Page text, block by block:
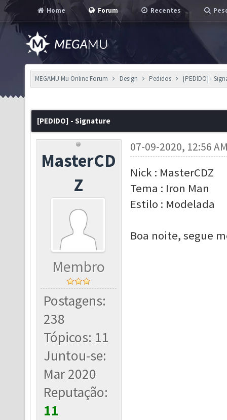
Home Forum Recentes
MEGAMU Mu Online Forum Design Pedidos [PEDIDO] -
[PEDIDO] - Signature
MasterCD
Z
Membro
Postagens:
238
Tópicos: 11
Juntou-se:
Mar 2020
Reputação:
11
07-09-2020, 12:56
Nick : MasterCDZ
Tema : Iron Man
Estilo : Modelada
Boa noite, segue